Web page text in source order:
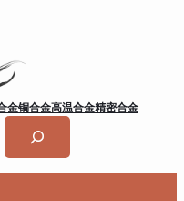
金铜合金高温合金精密合金